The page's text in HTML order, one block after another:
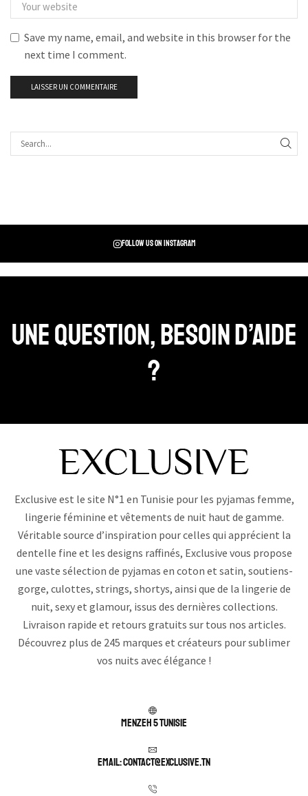
Save my name, email, and website in this browser for the
next time I comment.
Follow us on instagram
Une question, Besoin d’aide
?
Exclusive est le site N°1 en Tunisie pour les pyjamas femme,
lingerie féminine et vêtements de nuit haut de gamme.
Véritable source d’inspiration pour celles qui apprécient la
dentelle fine et les designs raffinés, Exclusive vous propose
une vaste sélection de pyjamas en coton et satin, soutiens-
gorge, culottes, strings, shortys, ainsi que de la lingerie de
nuit, sexy et glamour, issus des dernières collections.
Livraison rapide et retours gratuits sur tous nos articles.
Découvrez plus de 245 marques et créateurs pour sublimer
vos nuits avec élégance !
Menzeh 5 TUNISIE
Email: contact@exclusive.tn